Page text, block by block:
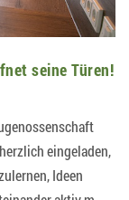
seine Türen!
eingeladen,
Ideen